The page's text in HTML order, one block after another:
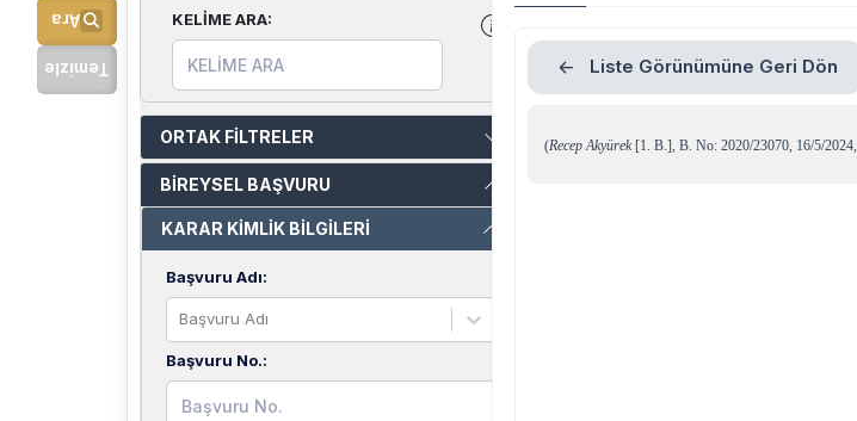
Ara
Temizle
KELİME ARA:
ORTAK FİLTRELER
BİREYSEL BAŞVURU
KARAR KİMLİK BİLGİLERİ
Başvuru Adı:
Başvuru Adı
Başvuru No.:
Liste Görünümüne Geri Dön
(Recep Akyürek[1. B.], B. No: 2020/23070, 16/5/2024,